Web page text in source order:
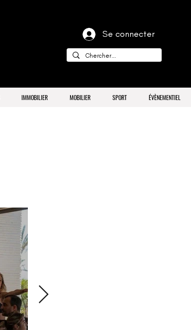
Se connecter
IMMOBILIER MOBILIER SPORT ÉVÈNEMENTIEL